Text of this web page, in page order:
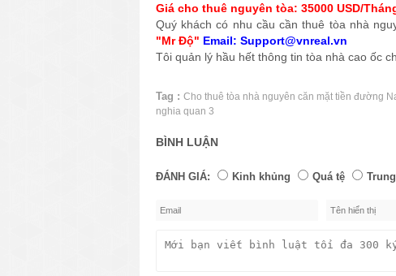
Giá cho thuê nguyên tòa: 35000 USD/
Quý khách có nhu cầu cần thuê tòa nhà
"Mr Độ" Email: Support@vnreal.vn
Tôi quản lý hầu hết thông tin tòa nhà cao ốc
Tag : Cho thuê tòa nhà nguyên căn mặt tiền đường
nghia quan 3
BÌNH LUẬN
ĐÁNH GIÁ: Kinh khủng Quá tệ